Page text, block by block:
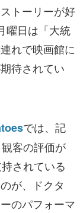
トーリーが好
曜日は「大統
れで映画館に
待されてい
では、記
客の評価が
されている
が、ドクタ
のパフォーマ